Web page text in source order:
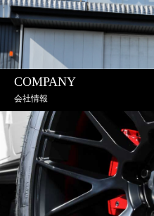
COMPANY
会社情報